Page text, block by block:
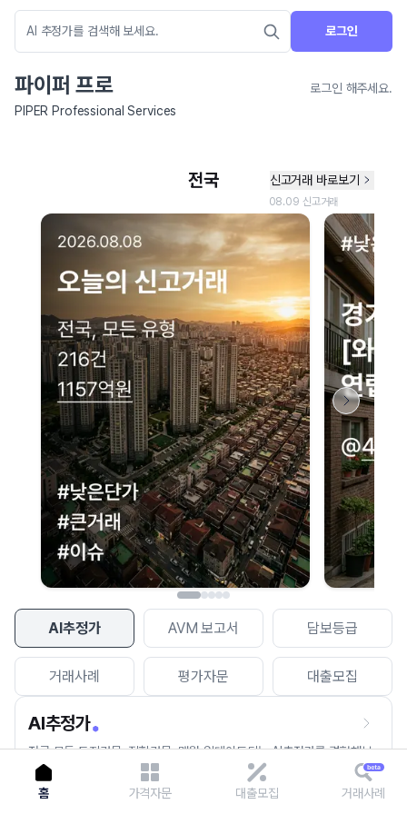
로그인
파이퍼 프로
로그인 해주세요.
PIPER Professional Services
AI추정가 AVM 보고서 담보등급
거래사례 평가자문 대출모집
AI추정가
전국 모든 토지건물, 집합건물, 매월 업데이트되는 AI추정가를 경험해보
세요.
네이버 지도 연결 안내
현재 네이버 지도 연결이 원활하지 않아 지도를 불러올 수 없습니다.
이용에 불편을 드려 죄송합니다.
다시 시도
홈 가격자문 대출모집 거래사례